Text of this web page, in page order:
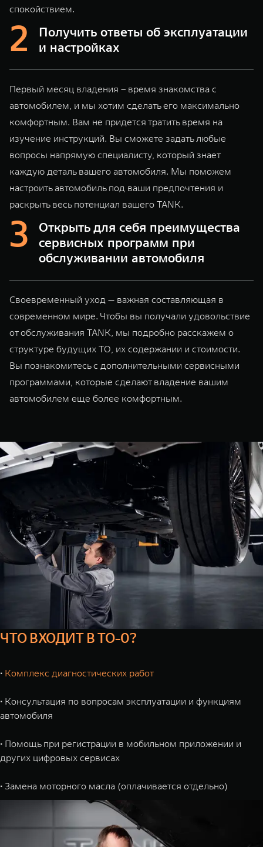
спокойствием.
Получить ответы об эксплуатации
и настройках
Первый месяц владения – время знакомства с
автомобилем, и мы хотим сделать его максимально
комфортным. Вам не придется тратить время на
изучение инструкций. Вы сможете задать любые
вопросы напрямую специалисту, который знает
каждую деталь вашего автомобиля. Мы поможем
настроить автомобиль под ваши предпочтения и
раскрыть весь потенциал вашего TANK.
Открыть для себя преимущества
сервисных программ при
обслуживании автомобиля
Своевременный уход — важная составляющая в
современном мире. Чтобы вы получали удовольствие
от обслуживания TANK, мы подробно расскажем о
структуре будущих ТО, их содержании и стоимости.
Вы познакомитесь с дополнительными сервисными
программами, которые сделают владение вашим
автомобилем еще более комфортным.
ЧТО ВХОДИТ В ТО-0?
∙ Комплекс диагностических работ
∙ Консультация по вопросам эксплуатации и функциям
автомобиля
∙ Помощь при регистрации в мобильном приложении и
других цифровых сервисах
∙ Замена моторного масла (оплачивается отдельно)